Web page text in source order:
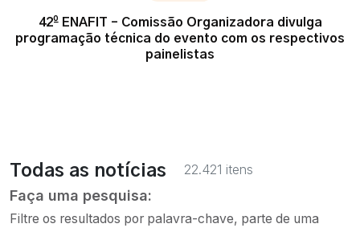
42º ENAFIT – Comissão Organizadora divulga
programação técnica do evento com os respectivos
painelistas
Todas as notícias 22.421 itens
Faça uma pesquisa:
Filtre os resultados por palavra-chave, parte de uma